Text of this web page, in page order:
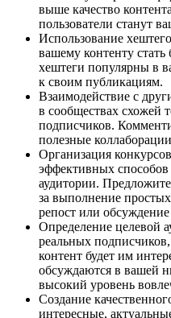
выше качество
пользователи станут
Использование
вашему контенту
хештеги популярны в
к своим публикациям.
Взаимодействие с
в сообществах схожей
подписчиков.
полезные
Организация
эффективных
аудитории.
за выполнение
репост или
Определение целевой
реальных
контент будет им
обсуждаются в вашей
высокий уровень
Создание
интересные,